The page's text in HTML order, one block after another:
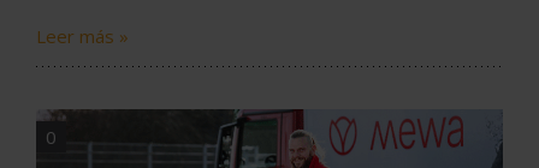
Leer más »
0